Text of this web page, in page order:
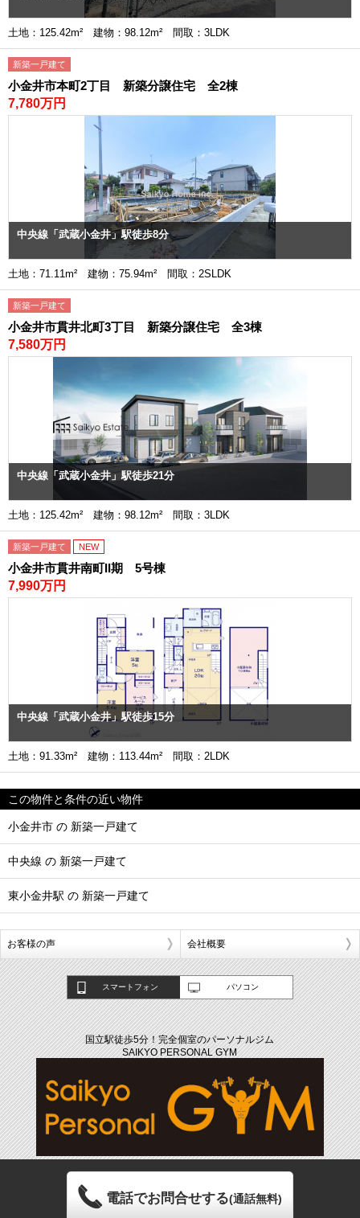
土地：125.42m² 建物：98.12m² 間取：3LDK
新築一戸建て
小金井市本町2丁目 新築分譲住宅 全2棟
7,780万円
中央線「武蔵小金井」駅徒歩8分
土地：71.11m² 建物：75.94m² 間取：2SLDK
新築一戸建て
小金井市貫井北町3丁目 新築分譲住宅 全3棟
7,580万円
中央線「武蔵小金井」駅徒歩21分
土地：125.42m² 建物：98.12m² 間取：3LDK
新築一戸建て NEW
小金井市貫井南町II期 5号棟
7,990万円
中央線「武蔵小金井」駅徒歩15分
土地：91.33m² 建物：113.44m² 間取：2LDK
この物件と条件の近い物件
小金井市 の 新築一戸建て
中央線 の 新築一戸建て
東小金井駅 の 新築一戸建て
お客様の声 会社概要
スマートフォン パソコン
国立駅徒歩5分！完全個室のパーソナルジム
SAIKYO PERSONAL GYM
電話でお問合せする(通話無料)